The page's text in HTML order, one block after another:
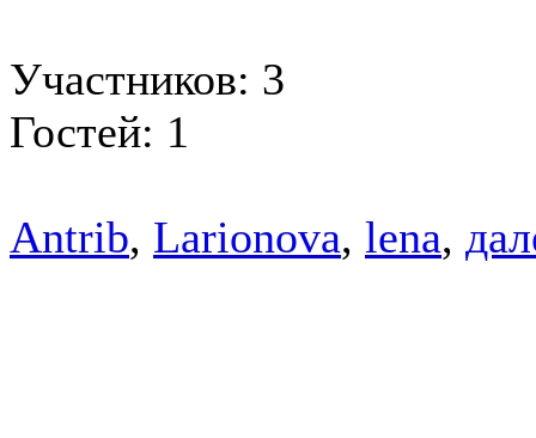
Участников: 3
Гостей: 1
Antrib, Larionova, lena,